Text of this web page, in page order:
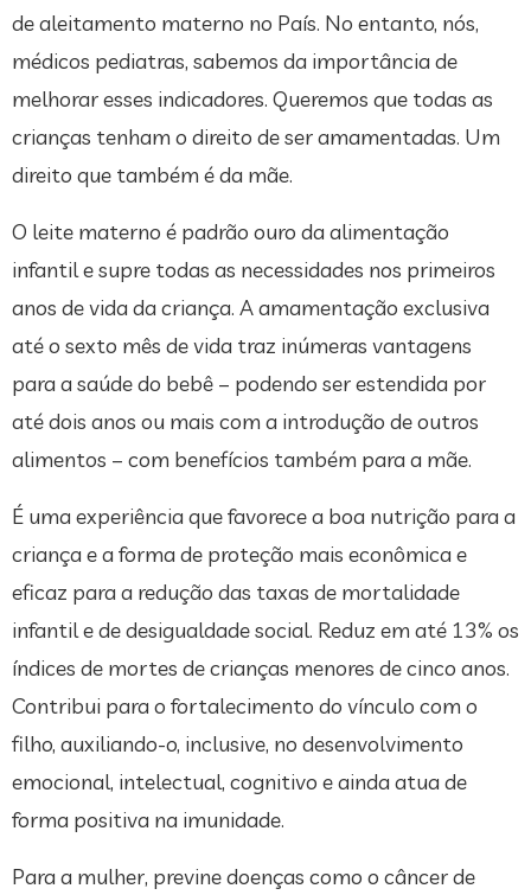
de aleitamento materno no País. No entanto, nós,
médicos pediatras, sabemos da importância de
melhorar esses indicadores. Queremos que todas as
crianças tenham o direito de ser amamentadas. Um
direito que também é da mãe.
O leite materno é padrão ouro da alimentação
infantil e supre todas as necessidades nos primeiros
anos de vida da criança. A amamentação exclusiva
até o sexto mês de vida traz inúmeras vantagens
para a saúde do bebê – podendo ser estendida por
até dois anos ou mais com a introdução de outros
alimentos – com benefícios também para a mãe.
É uma experiência que favorece a boa nutrição para a
criança e a forma de proteção mais econômica e
eficaz para a redução das taxas de mortalidade
infantil e de desigualdade social. Reduz em até 13% os
índices de mortes de crianças menores de cinco anos.
Contribui para o fortalecimento do vínculo com o
filho, auxiliando-o, inclusive, no desenvolvimento
emocional, intelectual, cognitivo e ainda atua de
forma positiva na imunidade.
Para a mulher, previne doenças como o câncer de